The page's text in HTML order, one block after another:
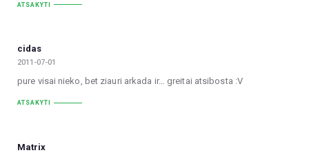
ATSAKYTI
cidas
2011-07-01
pure visai nieko, bet ziauri arkada ir… greitai atsibosta :V
ATSAKYTI
Matrix